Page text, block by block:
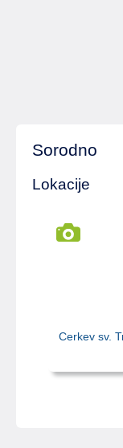
Sorodno
Lokacije